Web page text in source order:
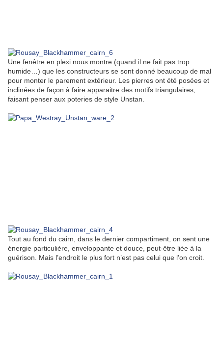
Une fenêtre en plexi nous montre (quand il ne fait pas trop
humide…) que les constructeurs se sont donné beaucoup de mal
pour monter le parement extérieur. Les pierres ont été posées et
inclinées de façon à faire apparaitre des motifs triangulaires,
faisant penser aux poteries de style Unstan.
Tout au fond du cairn, dans le dernier compartiment, on sent une
énergie particulière, enveloppante et douce, peut-être liée à la
guérison. Mais l’endroit le plus fort n’est pas celui que l’on croit.